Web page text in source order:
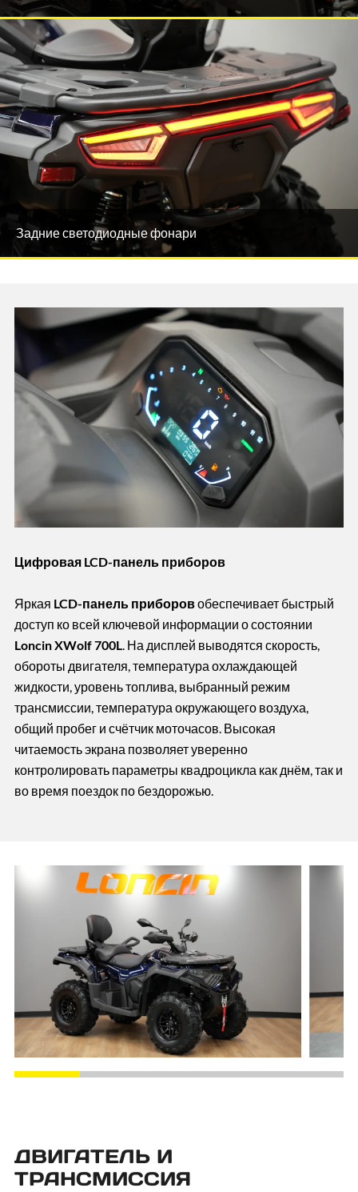
Задние светодиодные фонари
Цифровая LCD-панель приборов
Яркая LCD-панель приборовобеспечивает быстрый
доступ ко всей ключевой информации о состоянии
Loncin XWolf 700L. На дисплей выводятся скорость,
обороты двигателя, температура охлаждающей
жидкости, уровень топлива, выбранный режим
трансмиссии, температура окружающего воздуха,
общий пробег и счётчик моточасов. Высокая
читаемость экрана позволяет уверенно
контролировать параметры квадроцикла как днём, так и
во время поездок по бездорожью.
ДВИГАТЕЛЬ И
ТРАНСМИССИЯ